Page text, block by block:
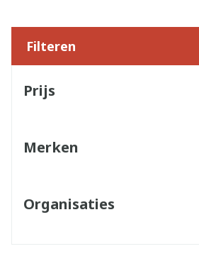
Filteren
Prijs
Merken
Organisaties